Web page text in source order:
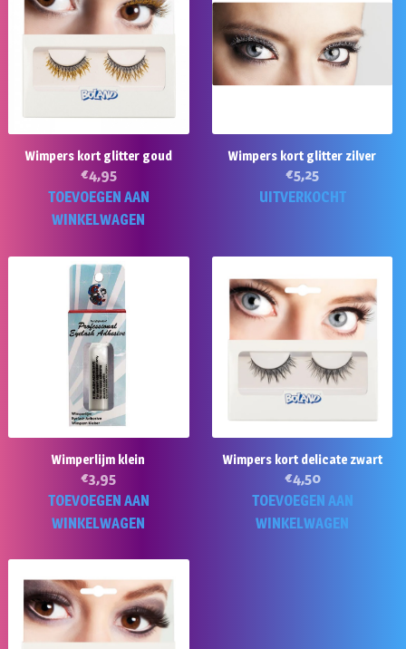
Wimpers kort glitter goud
€4,95
TOEVOEGEN AAN
WINKELWAGEN
Wimpers kort glitter zilver
€5,25
UITVERKOCHT
Wimperlijm klein
€3,95
TOEVOEGEN AAN
WINKELWAGEN
Wimpers kort delicate zwart
€4,50
TOEVOEGEN AAN
WINKELWAGEN